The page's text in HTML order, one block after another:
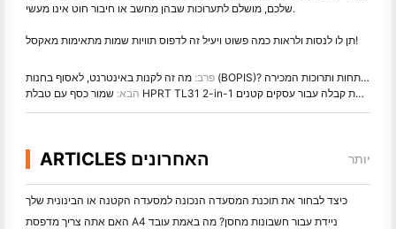
שלכם, מושלם לתערוכות שבהן מחשב או חיבור חוט אינו מעשי.
תן לו לנסות ולראות כמה פשוט ויעיל זה לדפוס תוויות שמות מתאימות מאקסל!
פרב:
מה זה לקנות באינטרנט, לאסוף בחנות (BOPIS)? מבחני מפתחות ותרוכות המכירה
הבא:
שמור כסף עם טבלת HPRT TL31 2-in-1 ומדפסת קבלה עבור עסקים קטנים
ARTICLES האחרונים יותר
כיצד לבחור את תוכנת המסעדה הנכונה למסעדה הקטנה או הבינונית שלך
האם אתה צריך מדפסת A4 ניידת עבור חשבונות מחסן? מה באמת עובד